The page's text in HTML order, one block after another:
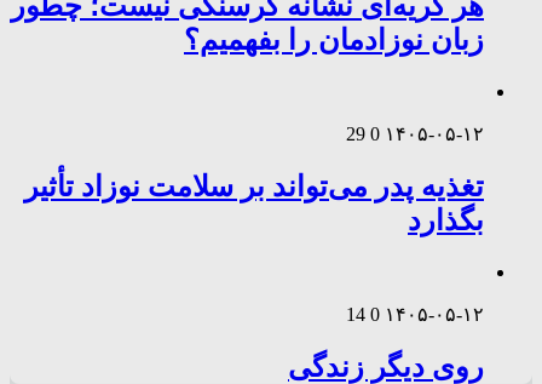
زبان نوزادمان را بفهمیم؟
۱۴۰۵-۰۵-۱۲ 0
29
تغذیه پدر می‌تواند بر سلامت نوزاد تأثیر
بگذارد
۱۴۰۵-۰۵-۱۲ 0
14
روی دیگر زندگی